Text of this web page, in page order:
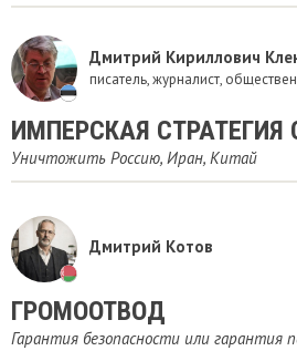
Дмитрий Кириллович
писатель, журналист,
ИМПЕРСКАЯ
Уничтожить Россию, Иран, Китай
Дмитрий Котов
ГРОМООТВОД
Гарантия безопасности или гарантия